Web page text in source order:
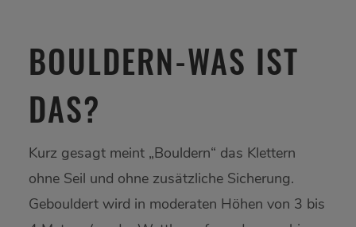
BOULDERN-WAS IST
DAS?
Kurz gesagt meint „Bouldern“ das Klettern
ohne Seil und ohne zusätzliche Sicherung.
Gebouldert wird in moderaten Höhen von 3 bis